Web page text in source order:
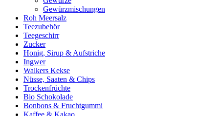
Gewürzmischungen
Roh Meersalz
Teezubehör
Teegeschirr
Zucker
Honig, Sirup & Aufstriche
Ingwer
Walkers Kekse
Nüsse, Saaten & Chips
Trockenfrüchte
Bio Schokolade
Bonbons & Fruchtgummi